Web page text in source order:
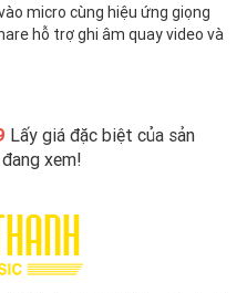
micro cùng hiệu ứng giọng
hỗ trợ ghi âm quay video và
Lấy giá đặc biệt của sản
xem!